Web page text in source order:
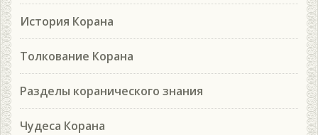
История Корана
Толкование Корана
Разделы коранического знания
Чудеса Корана